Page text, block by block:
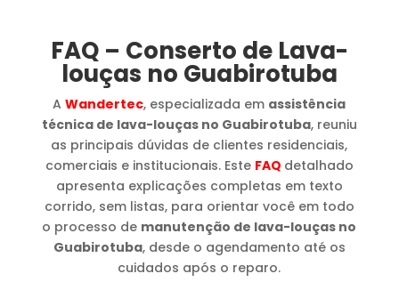
FAQ – Conserto de Lava-
louças no Guabirotuba
AWandertec, especializada em assistência
técnica de lava-louças no Guabirotuba, reuniu
as principais dúvidas de clientes residenciais,
comerciais e institucionais. Este FAQ detalhado
apresenta explicações completas em texto
corrido, sem listas, para orientar você em todo
o processo de manutenção de lava-louças no
Guabirotuba, desde o agendamento até os
cuidados após o reparo.